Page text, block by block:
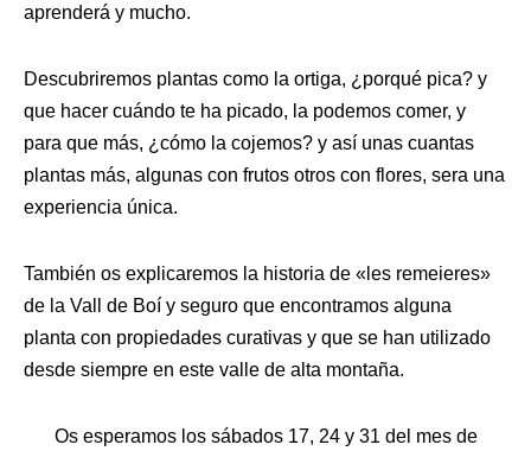
aprenderá y mucho.
Descubriremos plantas como la ortiga, ¿porqué pica? y
que hacer cuándo te ha picado, la podemos comer, y
para que más, ¿cómo la cojemos? y así unas cuantas
plantas más, algunas con frutos otros con flores, sera una
experiencia única.
También os explicaremos la historia de «les remeieres»
de la Vall de Boí y seguro que encontramos alguna
planta con propiedades curativas y que se han utilizado
desde siempre en este valle de alta montaña.
Os esperamos los sábados 17, 24 y 31 del mes de